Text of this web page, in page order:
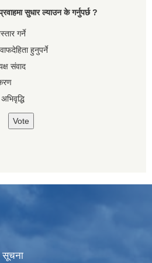
सुधार ल्याउन के गर्नुपर्छ ?
गर्ने
हुनुपर्ने
संवाद
सूचना